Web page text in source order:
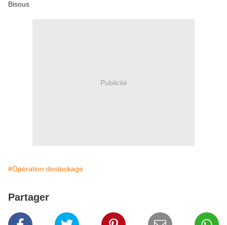
Bisous
Publicité
#Opération destockage
Partager